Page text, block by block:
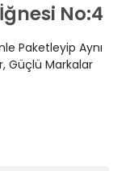
No:4
Paketleyip Aynı
Güçlü Markalar